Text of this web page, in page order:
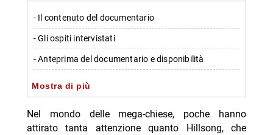
- Il contenuto del documentario
- Gli ospiti intervistati
- Anteprima del documentario e disponibilità
- Interesse e attesa per “I segreti di Hillsong”
-- Scopri di più da Jump the shark
-- RispondiAnnulla risposta
Mostra di più
Nel mondo delle mega-chiese, poche hanno
attirato tanta attenzione quanto Hillsong, che